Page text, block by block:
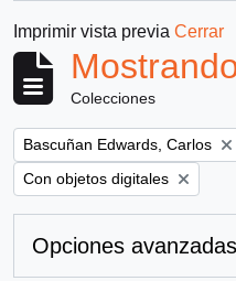
Imprimir vista previa Cerrar
Colecciones
Remove filter:
Bascuñan Edwards, Carlos
Remove filter:
Con objetos digitales
Opciones